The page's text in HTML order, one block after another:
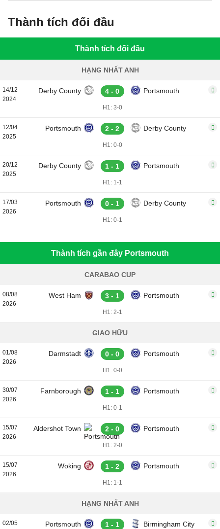
Thành tích đối đầu
Thành tích đối đầu
HẠNG NHẤT ANH
14/12
2024
Derby County 4 - 0 Portsmouth
H1: 3-0
12/04
2025
Portsmouth 2 - 2 Derby County
H1: 0-0
20/12
2025
Derby County 1 - 1 Portsmouth
H1: 1-1
17/03
2026
Portsmouth 0 - 1 Derby County
H1: 0-1
Thành tích gần đây Portsmouth
CARABAO CUP
08/08
2026
West Ham 3 - 1 Portsmouth
H1: 2-1
GIAO HỮU
01/08
2026
Darmstadt 0 - 0 Portsmouth
H1: 0-0
30/07
2026
Farnborough 1 - 1 Portsmouth
H1: 0-1
15/07
2026
Aldershot Town 2 - 0 Portsmouth
H1: 2-0
15/07
2026
Woking 1 - 2 Portsmouth
H1: 1-1
HẠNG NHẤT ANH
02/05 Portsmouth 1 - 1 Birmingham City